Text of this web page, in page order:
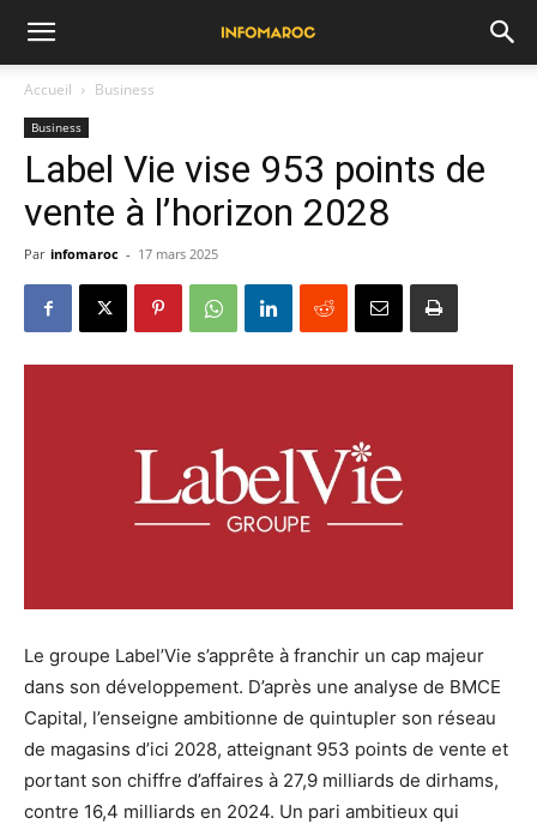
Accueil Business
Business
Label Vie vise 953 points de
vente à l’horizon 2028
Par infomaroc - 17 mars 2025
Le groupe Label’Vie s’apprête à franchir un cap majeur
dans son développement. D’après une analyse de BMCE
Capital, l’enseigne ambitionne de quintupler son réseau
de magasins d’ici 2028, atteignant 953 points de vente et
portant son chiffre d’affaires à 27,9 milliards de dirhams,
contre 16,4 milliards en 2024. Un pari ambitieux qui